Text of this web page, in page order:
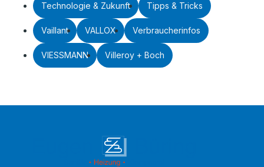
Technologie & Zukunft Tipps & Tricks
Vaillant VALLOX Verbraucherinfos
VIESSMANN Villeroy + Boch